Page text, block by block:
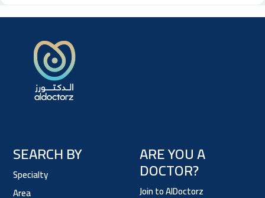
SEARCH BY
Specialty
Area
ARE YOU A
DOCTOR?
Join to AlDoctorz